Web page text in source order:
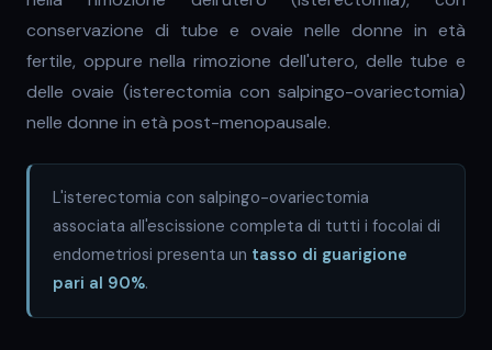
conservazione di tube e ovaie nelle donne in età
fertile, oppure nella rimozione dell'utero, delle tube e
delle ovaie (isterectomia con salpingo-ovariectomia)
nelle donne in età post-menopausale.
L'isterectomia con salpingo-ovariectomia
associata all'escissione completa di tutti i focolai di
endometriosi presenta un tasso di guarigione
pari al 90%.